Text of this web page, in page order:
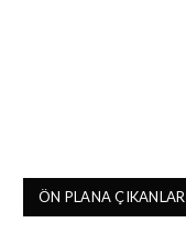
ÖN PLANA ÇIKANLAR